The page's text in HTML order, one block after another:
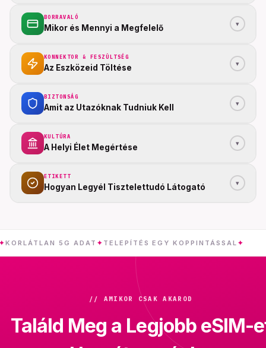
BORRAVALÓ
Mikor és Mennyi a Megfelelő ▾
KONNEKTOR & FESZÜLTSÉG
Az Eszközeid Töltése ▾
BIZTONSÁG
Amit az Utazóknak Tudniuk Kell ▾
KULTÚRA
A Helyi Élet Megértése ▾
ETIKETT
Hogyan Legyél Tisztelettudó Látogató ▾
5G ADAT ✦TELEPÍTÉS EGY KOPPINTÁSSAL ✦
// AMIKOR CSAK AKAROD
Találd Meg a Legjobb eSIM-